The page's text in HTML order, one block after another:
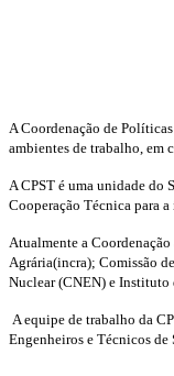
A Coordenação de
ambientes de trabalho, em
A CPST é uma unidade do
Cooperação Técnica para
Atualmente a
Agrária(incra); Comissão
Nuclear (CNEN) e Instituto
A equipe de trabalho da
Engenheiros e Técnicos